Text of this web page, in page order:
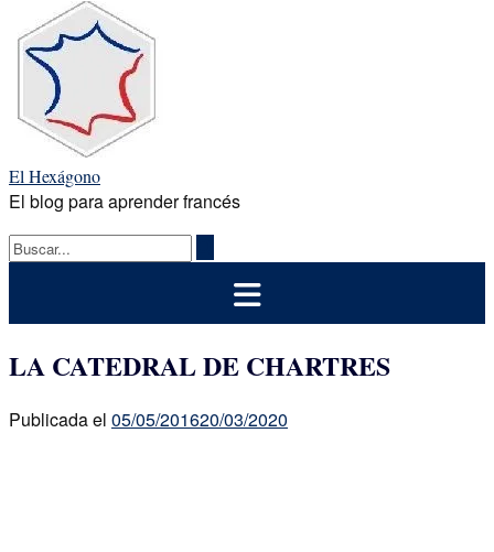
contenido
El Hexágono
El blog para aprender francés
LA CATEDRAL DE CHARTRES
Publicada el 05/05/201620/03/2020